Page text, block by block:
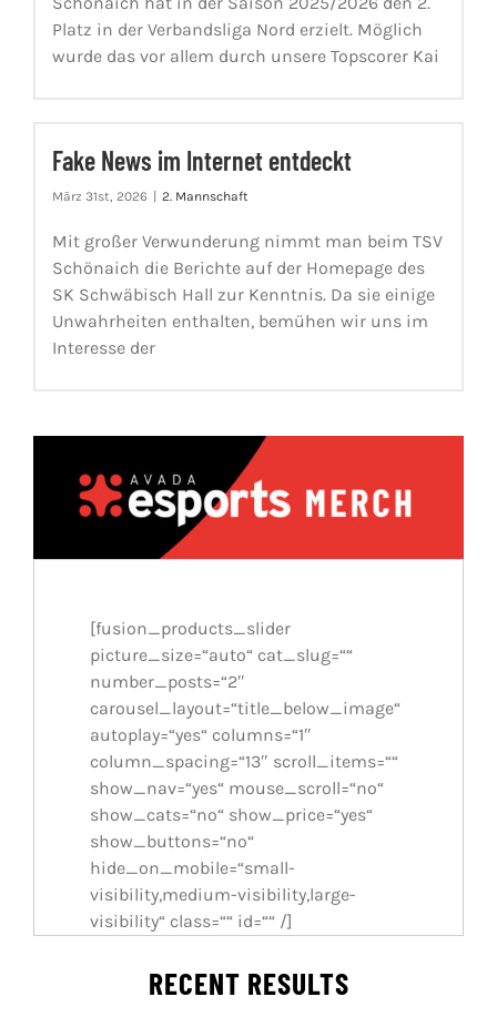
Platz in der Verbandsliga Nord erzielt. Möglich
wurde das vor allem durch unsere Topscorer Kai
Fake News im Internet entdeckt
März 31st, 2026 2. Mannschaft
Mit großer Verwunderung nimmt man beim TSV
Schönaich die Berichte auf der Homepage des
SK Schwäbisch Hall zur Kenntnis. Da sie einige
Unwahrheiten enthalten, bemühen wir uns im
Interesse der
[fusion_products_slider
picture_size=“auto“ cat_slug=““
number_posts=“2″
carousel_layout=“title_below_image“
autoplay=“yes“ columns=“1″
column_spacing=“13″ scroll_items=““
show_nav=“yes“ mouse_scroll=“no“
show_cats=“no“ show_price=“yes“
show_buttons=“no“
hide_on_mobile=“small-
visibility,medium-visibility,large-
visibility“ class=““ id=““ /]
RECENT RESULTS